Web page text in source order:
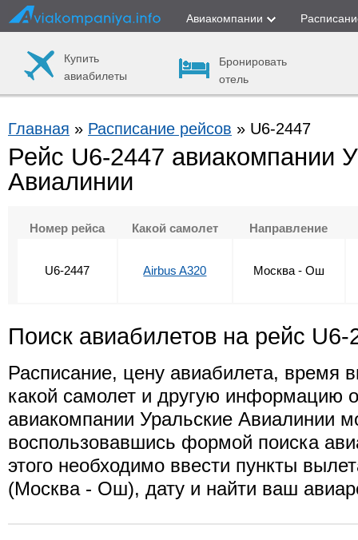
Авиакомпании
Купить
авиабилеты
Бронировать
отель
Главная » Расписание рейсов » U6-2447
Рейс U6-2447 авиакомпании
Авиалинии
Номер рейса Какой самолет Направление
U6-2447 Airbus A320 Москва - Ош
Поиск авиабилетов на рейс U6-
Расписание, цену авиабилета, время
какой самолет и другую информацию
авиакомпании Уральские Авиалинии
воспользовавшись формой поиска
этого необходимо ввести пункты
(Москва - Ош), дату и найти ваш